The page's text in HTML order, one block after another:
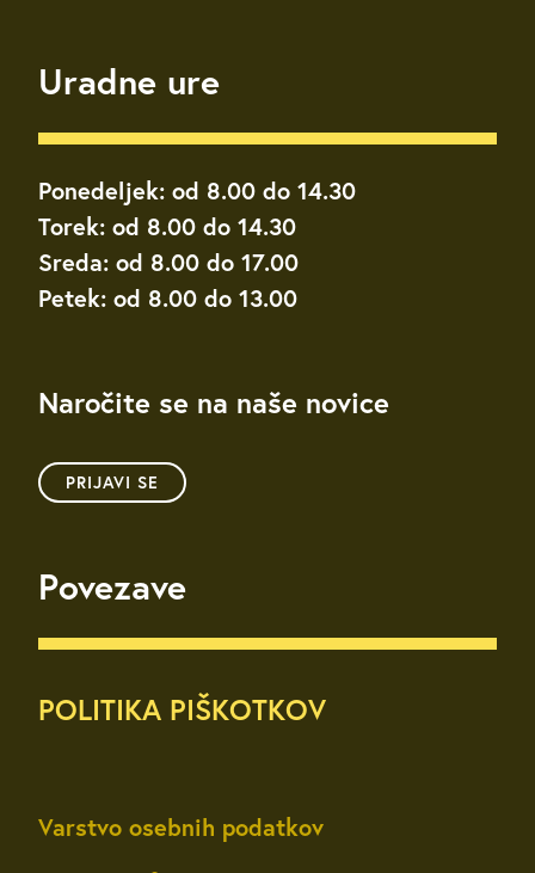
Uradne ure
Ponedeljek: od 8.00 do 14.30
Torek: od 8.00 do 14.30
Sreda: od 8.00 do 17.00
Petek: od 8.00 do 13.00
Naročite se na naše novice
PRIJAVI SE
Povezave
POLITIKA PIŠKOTKOV
Varstvo osebnih podatkov